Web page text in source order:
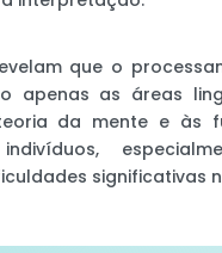
que o
apenas as áreas
da mente e às
significativas